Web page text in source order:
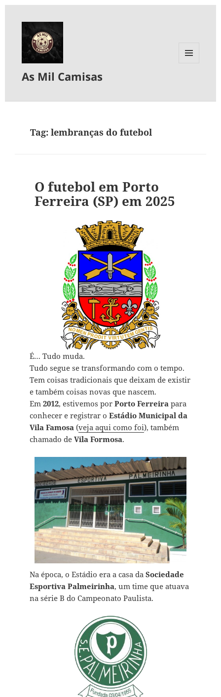
As Mil Camisas
Tag:lembranças do futebol
O futebol em Porto
Ferreira (SP) em 2025
É… Tudo muda.
Tudo segue se transformando com o tempo.
Tem coisas tradicionais que deixam de existir
e também coisas novas que nascem.
Em 2012, estivemos por Porto Ferreirapara
conhecer e registrar o Estádio Municipal da
Vila Famosa(veja aqui como foi), também
chamado de Vila Formosa.
Na época, o Estádio era a casa da Sociedade
Esportiva Palmeirinha, um time que atuava
na série B do Campeonato Paulista.